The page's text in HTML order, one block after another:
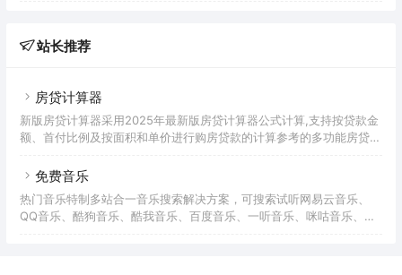
站长推荐
房贷计算器
新版房贷计算器采用2025年最新版房贷计算器公式计算,支持按贷款金
额、首付比例及按面积和单价进行购房贷款的计算参考的多功能房贷计
贷款利率、首付、月供明细等提供计算参考。
免费音乐
热门音乐特制多站合一音乐搜索解决方案，可搜索试听网易云音乐、
QQ音乐、酷狗音乐、酷我音乐、百度音乐、一听音乐、咪咕音乐、荔